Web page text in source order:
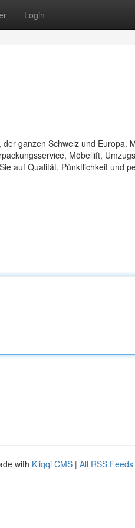
Login
ganzen Schweiz und Europa.
Möbellift,
auf Qualität, Pünktlichkeit und
with Kliqqi CMS | All RSS Feeds